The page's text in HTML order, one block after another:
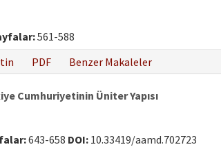
561-588
PDF Benzer Makaleler
Cumhuriyetinin Üniter Yapısı
643-658 DOI: 10.33419/aamd.702723